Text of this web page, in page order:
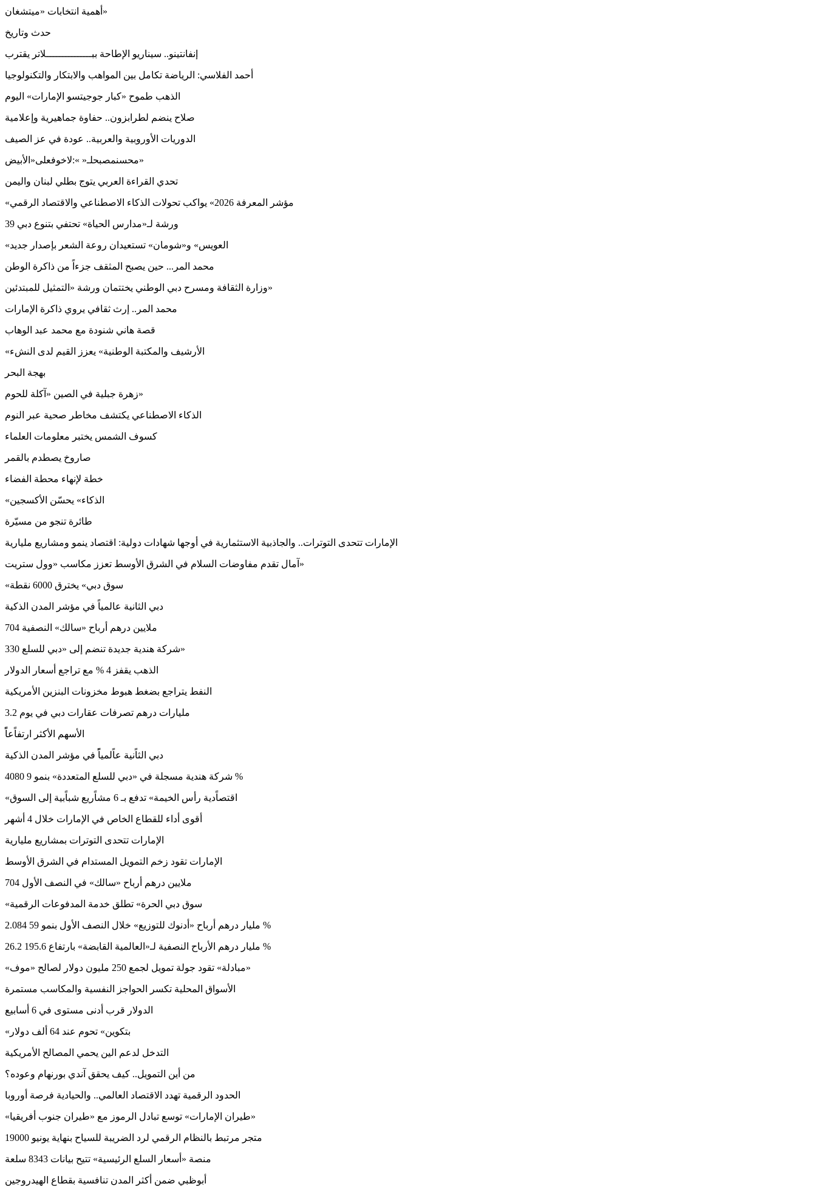
أهمية انتخابات «ميتشغان»
حدث وتاريخ
إنفانتينو.. سيناريو الإطاحة ببـــــــــــــــلاتر يقترب
أحمد الفلاسي: الرياضة تكامل بين المواهب والابتكار والتكنولوجيا
الذهب طموح «كبار جوجيتسو الإمارات» اليوم
صلاح ينضم لطرابزون.. حفاوة جماهيرية وإعلامية
الدوريات الأوروبية والعربية.. عودة في عز الصيف
محسنمصبحلـ« »:لاخوفعلى«الأبيض»
تحدي القراءة العربي يتوج بطلي لبنان واليمن
«مؤشر المعرفة 2026» يواكب تحولات الذكاء الاصطناعي والاقتصاد الرقمي
39 ورشة لـ«مدارس الحياة» تحتفي بتنوع دبي
«العويس» و«شومان» تستعيدان روعة الشعر بإصدار جديد
محمد المر... حين يصبح المثقف جزءاً من ذاكرة الوطن
وزارة الثقافة ومسرح دبي الوطني يختتمان ورشة «التمثيل للمبتدئين»
محمد المر.. إرث ثقافي يروي ذاكرة الإمارات
قصة هاني شنودة مع محمد عبد الوهاب
«الأرشيف والمكتبة الوطنية» يعزز القيم لدى النشء
بهجة البحر
زهرة جبلية في الصين «آكلة للحوم»
الذكاء الاصطناعي يكتشف مخاطر صحية عبر النوم
كسوف الشمس يختبر معلومات العلماء
صاروخ يصطدم بالقمر
خطة لإنهاء محطة الفضاء
«الذكاء» يحسّن الأكسجين
طائرة تنجو من مسيّرة
الإمارات تتحدى التوترات.. والجاذبية الاستثمارية في أوجها شهادات دولية: اقتصاد ينمو ومشاريع مليارية
آمال تقدم مفاوضات السلام في الشرق الأوسط تعزز مكاسب «وول ستريت»
«سوق دبي» يخترق 6000 نقطة
دبي الثانية عالمياً في مؤشر المدن الذكية
704 ملايين درهم أرباح «سالك» النصفية
330 شركة هندية جديدة تنضم إلى «دبي للسلع»
الذهب يقفز 4 % مع تراجع أسعار الدولار
النفط يتراجع بضغط هبوط مخزونات البنزين الأمريكية
3.2 مليارات درهم تصرفات عقارات دبي في يوم
الأسهم الأكثر ارتفاًعاًً
دبي الثاًنية عاًلمياًً في مؤشر المدن الذكية
4080 شركة هندية مسجلة في «دبي للسلع المتعددة» بنمو 9 %
«اقتصاًدية رأس الخيمة» تدفع بـ 6 مشاًريع شباًبية إلى السوق
أقوى أداء للقطاع الخاص في الإمارات خلال 4 أشهر
الإمارات تتحدى التوترات بمشاريع مليارية
الإمارات تقود زخم التمويل المستدام في الشرق الأوسط
704 ملايين درهم أرباح «سالك» في النصف الأول
«سوق دبي الحرة» تطلق خدمة المدفوعات الرقمية
2.084 مليار درهم أرباح «أدنوك للتوزيع» خلال النصف الأول بنمو 59 %
26.2 مليار درهم الأرباح النصفية لـ«العالمية القابضة» بارتفاع 195.6 %
«مبادلة» تقود جولة تمويل لجمع 250 مليون دولار لصالح «موف»
الأسواق المحلية تكسر الحواجز النفسية والمكاسب مستمرة
الدولار قرب أدنى مستوى في 6 أسابيع
«بتكوين» تحوم عند 64 ألف دولار
التدخل لدعم الين يحمي المصالح الأمريكية
من أين التمويل.. كيف يحقق آندي بورنهام وعوده؟
الحدود الرقمية تهدد الاقتصاد العالمي.. والحيادية فرصة أوروبا
«طيران الإمارات» توسع تبادل الرموز مع «طيران جنوب أفريقيا»
19000 متجر مرتبط بالنظام الرقمي لرد الضريبة للسياح بنهاية يونيو
منصة «أسعار السلع الرئيسية» تتيح بيانات 8343 سلعة
أبوظبي ضمن أكثر المدن تنافسية بقطاع الهيدروجين